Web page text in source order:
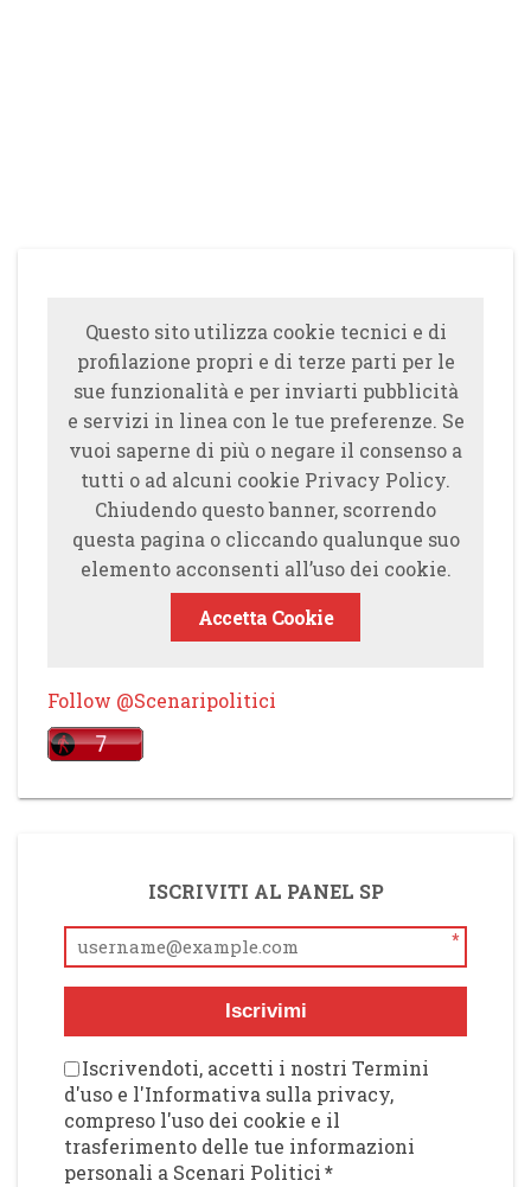
Questo sito utilizza cookie tecnici e di
profilazione propri e di terze parti per le
sue funzionalità e per inviarti pubblicità
e servizi in linea con le tue preferenze. Se
vuoi saperne di più o negare il consenso a
tutti o ad alcuni cookie Privacy Policy.
Chiudendo questo banner, scorrendo
questa pagina o cliccando qualunque suo
elemento acconsenti all’uso dei cookie.
Accetta Cookie
Follow @Scenaripolitici
ISCRIVITI AL PANEL SP
*
Iscrivimi
Iscrivendoti, accetti i nostri Termini
d'uso e l'Informativa sulla privacy,
compreso l'uso dei cookie e il
trasferimento delle tue informazioni
personali a Scenari Politici*